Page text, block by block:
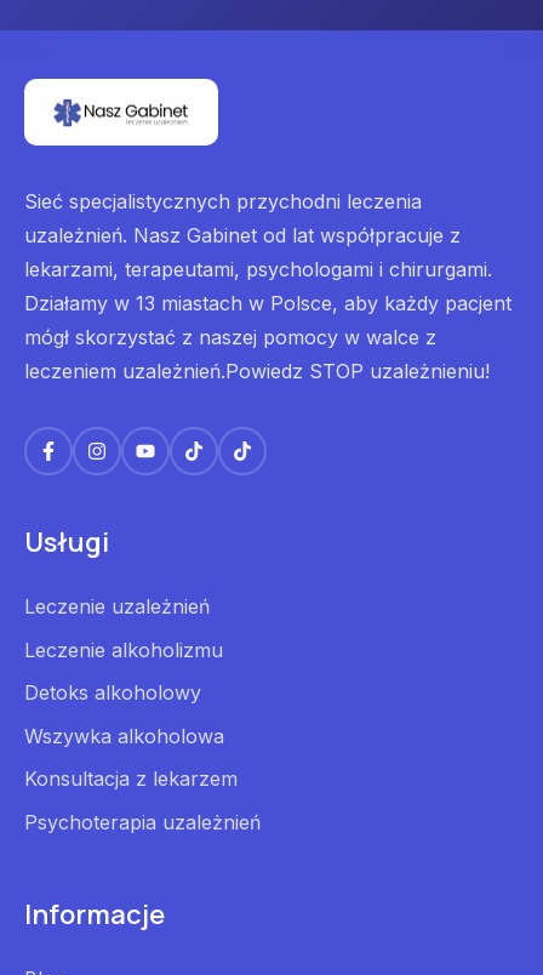
Sieć specjalistycznych przychodni leczenia
uzależnień. Nasz Gabinet od lat współpracuje z
lekarzami, terapeutami, psychologami i chirurgami.
Działamy w 13 miastach w Polsce, aby każdy pacjent
mógł skorzystać z naszej pomocy w walce z
leczeniem uzależnień.Powiedz STOP uzależnieniu!
Usługi
Leczenie uzależnień
Leczenie alkoholizmu
Detoks alkoholowy
Wszywka alkoholowa
Konsultacja z lekarzem
Psychoterapia uzależnień
Informacje